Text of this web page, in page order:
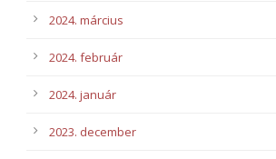
2024. március
2024. február
2024. január
2023. december